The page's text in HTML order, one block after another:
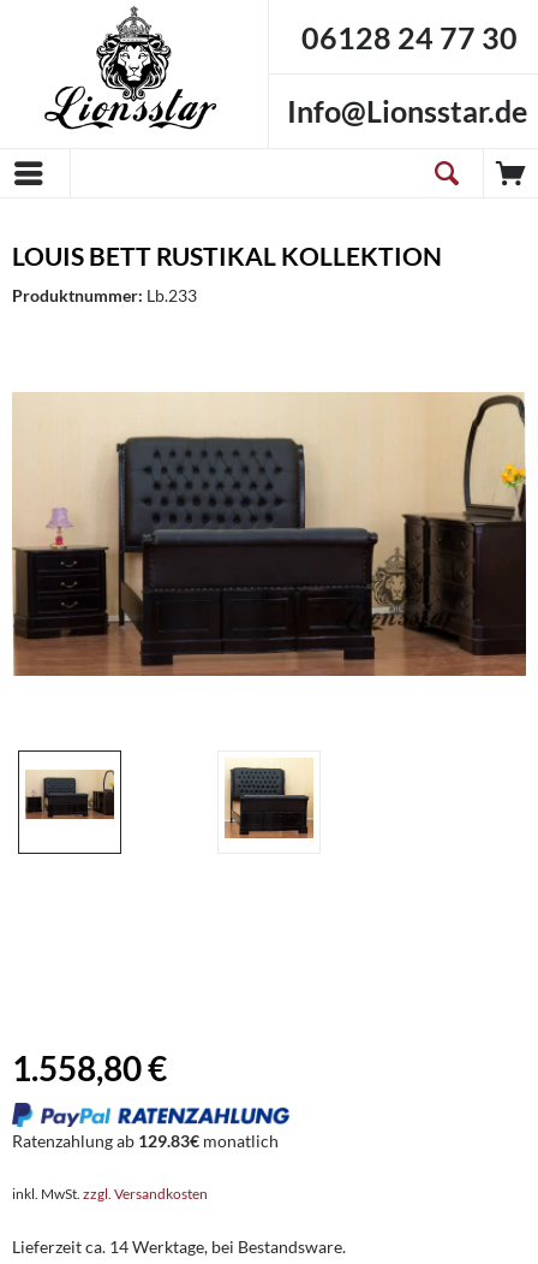
06128 24 77 30
Info@Lionsstar.de
LOUIS BETT RUSTIKAL KOLLEKTION
Produktnummer: Lb.233
1.558,80 €
Ratenzahlung ab 129.83€ monatlich
inkl. MwSt. zzgl. Versandkosten
Lieferzeit ca. 14 Werktage, bei Bestandsware.